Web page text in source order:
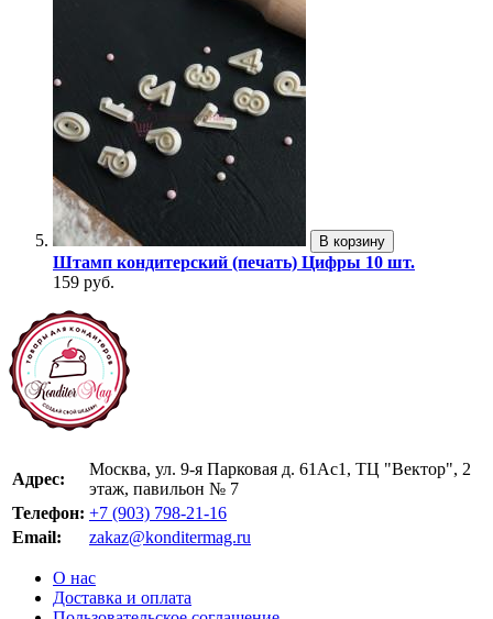
В корзину
Штамп кондитерский (печать) Цифры 10 шт.
159 руб.
Адрес:
Москва, ул. 9-я Парковая д. 61Ас1, ТЦ "Вектор", 2
этаж, павильон № 7
Телефон: +7 (903) 798-21-16
Email:
zakaz@konditermag.ru
О нас
Доставка и оплата